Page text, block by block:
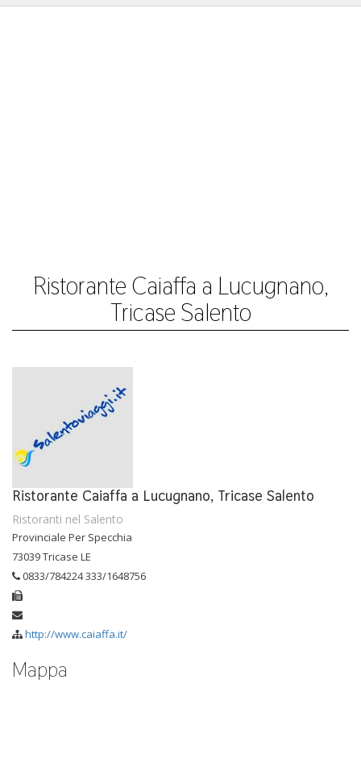
Ristorante Caiaffa a Lucugnano,
Tricase Salento
Ristorante Caiaffa a Lucugnano, Tricase Salento
Ristoranti nel Salento
Provinciale Per Specchia
73039 Tricase LE
0833/784224 333/1648756
http://www.caiaffa.it/
Mappa